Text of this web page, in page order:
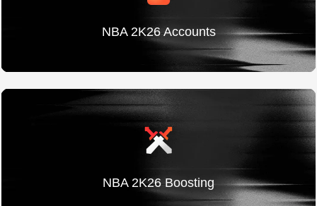
NBA 2K26 Accounts
NBA 2K26 Boosting